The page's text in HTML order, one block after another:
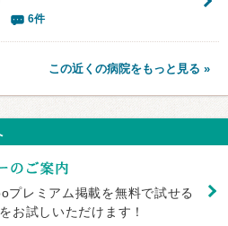
6件
この近くの病院をもっと見る »
プレミアム掲載を無料で試せる
をお試しいただけます！